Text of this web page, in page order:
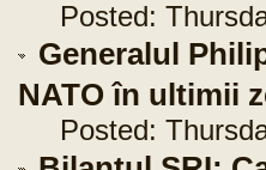
Posted:
Generalul
NATO în ultimii
Posted: